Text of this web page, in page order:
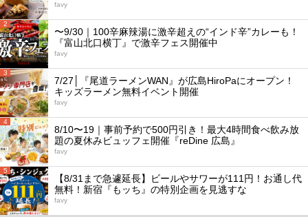
favy
2
〜9/30｜100辛麻辣湯に激辛超えの“インド辛”カレーも！
『富山北口横丁』で激辛フェス開催中
favy
3
7/27│『尾道ラーメンWAN』が広島HiroPaにオープン！
キッズラーメン無料イベント開催
favy
4
8/10〜19｜事前予約で500円引き！最大4時間食べ飲み放
題の夏休みビュッフェ開催『reDine 広島』
favy
5
【8/31まで急遽延長】ビールやサワーが111円！お通し代
無料！新宿『もッち』の特別企画を見逃すな
favy